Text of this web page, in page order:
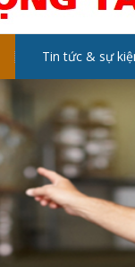
Tin tức & sự